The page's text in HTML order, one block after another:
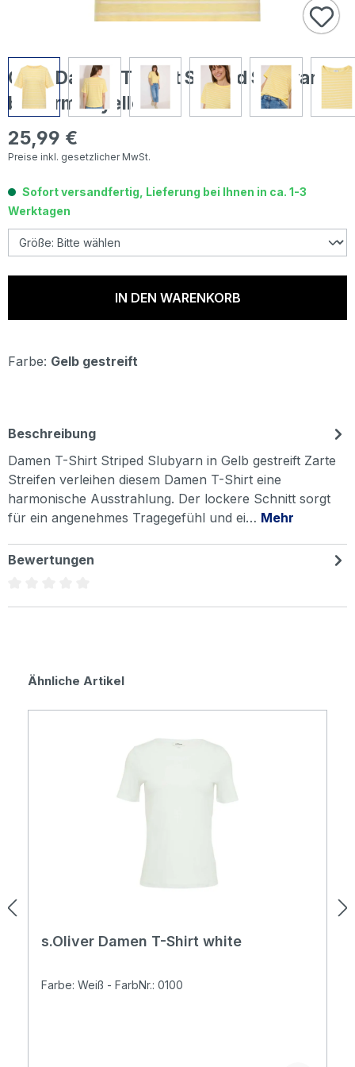
Cecil Damen T-Shirt Striped Slubyarn
buttermilk yellow
Regulärer Preis:
25,99 €
Preise inkl. gesetzlicher MwSt.
Sofort versandfertig, Lieferung bei Ihnen in ca. 1-3
Werktagen
IN DEN WARENKORB
Farbe: Gelb gestreift
Beschreibung
Damen T-Shirt Striped Slubyarn in Gelb gestreift Zarte
Streifen verleihen diesem Damen T-Shirt eine
harmonische Ausstrahlung. Der lockere Schnitt sorgt
für ein angenehmes Tragegefühl und ei… Mehr
Bewertungen
Produktgalerie überspringen
Ähnliche Artikel
s.Oliver Damen T-Shirt white
Farbe: Weiß - FarbNr.: 0100